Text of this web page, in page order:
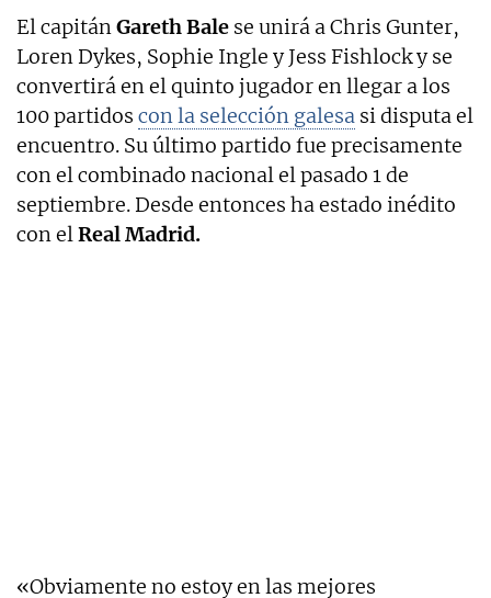
El capitánGareth Bale se unirá a Chris Gunter,
Loren Dykes, Sophie Ingle y Jess Fishlock y se
convertirá en el quinto jugador en llegar a los
100 partidos con la selección galesa si disputa el
encuentro. Su último partido fue precisamente
con el combinado nacional el pasado 1 de
septiembre. Desde entonces ha estado inédito
con elReal Madrid.
«Obviamente no estoy en las mejores